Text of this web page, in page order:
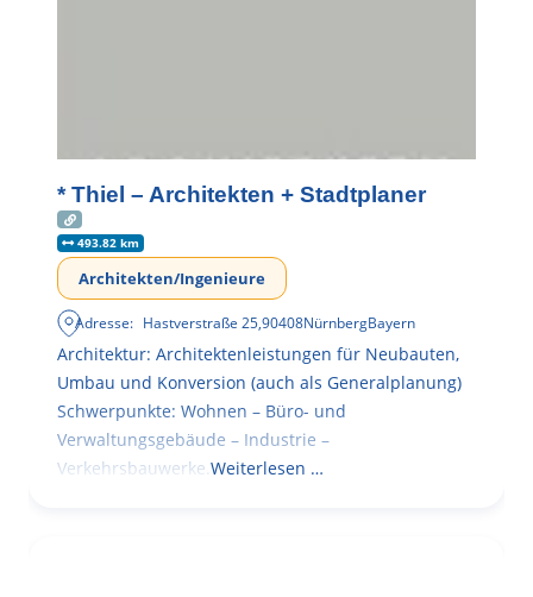
* Thiel – Architekten + Stadtplaner
493.82 km
Architekten/Ingenieure
Adresse: Hastverstraße 25,90408NürnbergBayern
Architektur: Architektenleistungen für Neubauten,
Umbau und Konversion (auch als Generalplanung)
Schwerpunkte: Wohnen – Büro- und
Verwaltungsgebäude – Industrie –
Verkehrsbauwerke. Weiterlesen …